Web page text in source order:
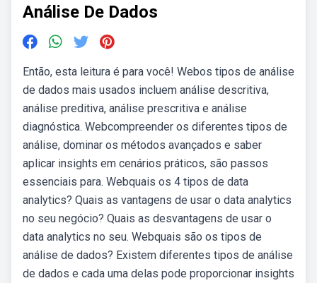
Análise De Dados
Então, esta leitura é para você! Webos tipos de análise
de dados mais usados incluem análise descritiva,
análise preditiva, análise prescritiva e análise
diagnóstica. Webcompreender os diferentes tipos de
análise, dominar os métodos avançados e saber
aplicar insights em cenários práticos, são passos
essenciais para. Webquais os 4 tipos de data
analytics? Quais as vantagens de usar o data analytics
no seu negócio? Quais as desvantagens de usar o
data analytics no seu. Webquais são os tipos de
análise de dados? Existem diferentes tipos de análise
de dados e cada uma delas pode proporcionar insights